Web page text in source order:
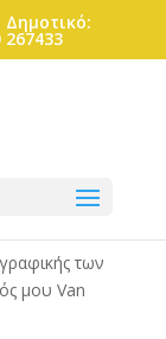
Δημοτικό:
των
μου Van